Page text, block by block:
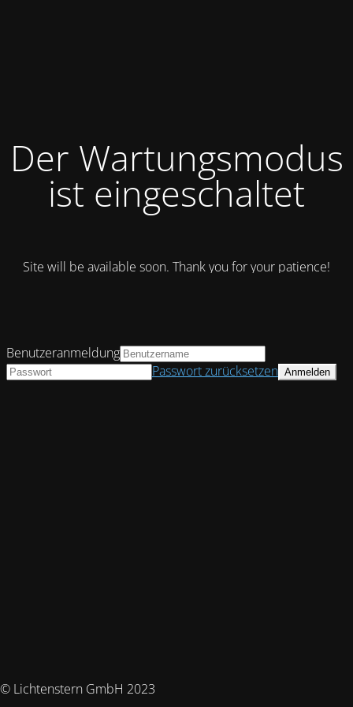
Der Wartungsmodus
ist eingeschaltet
Site will be available soon. Thank you for your patience!
© Lichtenstern GmbH 2023
Benutzeranmeldung
Passwort zurücksetzen